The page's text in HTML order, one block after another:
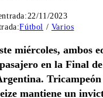
22/11/2023
Fútbol / Varios
miércoles, ambos
en la Final
mantiene un